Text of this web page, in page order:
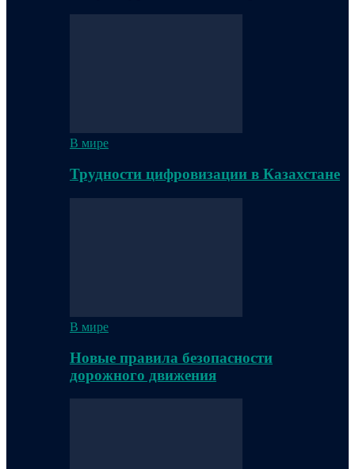
В мире
Трудности цифровизации в Казахстане
В мире
Новые правила безопасности
дорожного движения